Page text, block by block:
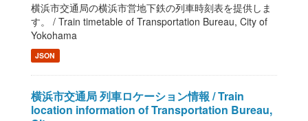
横浜市交通局の横浜市営地下鉄の列車時刻表を提供しま
す。 / Train timetable of Transportation Bureau, City of
Yokohama
JSON
横浜市交通局 列車ロケーション情報 / Train
location information of Transportation Bureau,